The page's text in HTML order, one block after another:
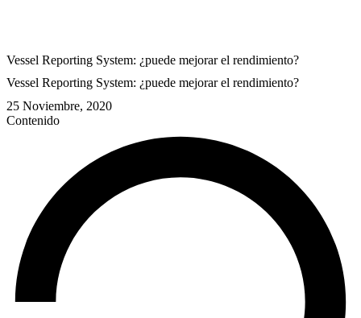
Vessel Reporting System: ¿puede mejorar el rendimiento?
Vessel Reporting System: ¿puede mejorar el rendimiento?
25 Noviembre, 2020
Contenido